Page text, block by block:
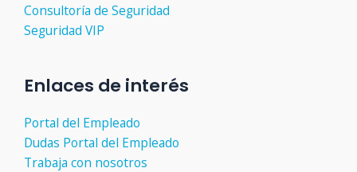
Consultoría de Seguridad
Seguridad VIP
Enlaces de interés
Portal del Empleado
Dudas Portal del Empleado
Trabaja con nosotros